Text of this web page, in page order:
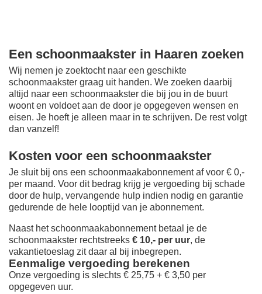
Een schoonmaakster in Haaren zoeken
Wij nemen je zoektocht naar een geschikte
schoonmaakster graag uit handen. We zoeken daarbij
altijd naar een schoonmaakster die bij jou in de buurt
woont en voldoet aan de door je opgegeven wensen en
eisen. Je hoeft je alleen maar in te schrijven. De rest volgt
dan vanzelf!
Kosten voor een schoonmaakster
Je sluit bij ons een schoonmaakabonnement af voor € 0,-
per maand. Voor dit bedrag krijg je vergoeding bij schade
door de hulp, vervangende hulp indien nodig en garantie
gedurende de hele looptijd van je abonnement.
Naast het schoonmaakabonnement betaal je de
schoonmaakster rechtstreeks € 10,- per uur, de
vakantietoeslag zit daar al bij inbegrepen.
Eenmalige vergoeding berekenen
Onze vergoeding is slechts € 25,75 + € 3,50 per
opgegeven uur.